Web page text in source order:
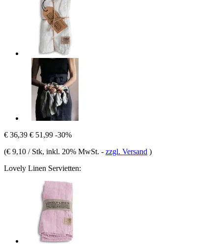
€ 36,39 € 51,99 -30%
(€ 9,10 / Stk, inkl. 20% MwSt. - zzgl. Versand )
Lovely Linen Servietten: